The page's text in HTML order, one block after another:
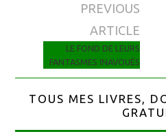
Navigation des
PREVIOUS
ARTICLE
LE FOND DE LEURS
FANTASMES INAVOUÉS
TOUS MES LIVRES,